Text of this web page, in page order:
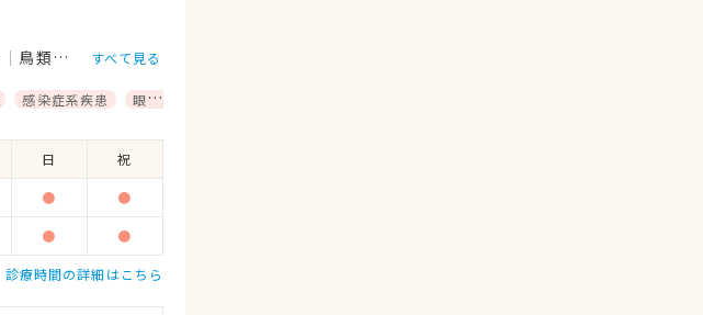
鳥類 モルモット
すべて見る
感染症系疾患 眼科系疾患
日 祝
● ●
● ●
診療時間の詳細はこちら